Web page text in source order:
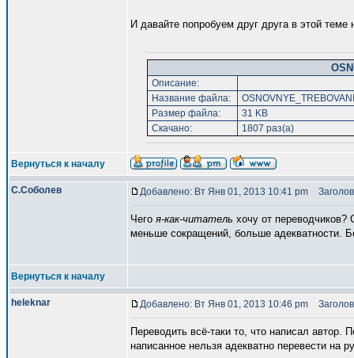
И давайте попробуем друг друга в этой теме
Описание:
Название файла:
Размер файла:
31 KB
Скачано:
1807 раз(а)
Вернуться к началу
С.Соболев Добавлено: Вт Янв 01, 2013 10:41 pm
Чего я-как-читатель хочу от
меньше сокращений, больше адекватности.
Вернуться к началу
heleknar Добавлено: Вт Янв 01, 2013 10:46 pm
Переводить всё-таки то, что написал
написанное нельзя адекватно перевести на